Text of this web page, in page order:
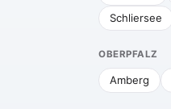
Schliersee
OBERPFALZ
Amberg